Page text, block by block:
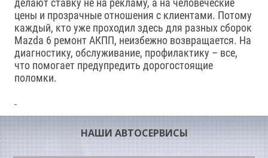
делают ставку не на рекламу, а на человеческие
цены и прозрачные отношения с клиентами. Потому
каждый, кто уже проходил здесь для разных сборок
Mazda 6 ремонт АКПП, неизбежно возвращается. На
диагностику, обслуживание, профилактику – все,
что помогает предупредить дорогостоящие
поломки.
НАШИ АВТОСЕРВИСЫ